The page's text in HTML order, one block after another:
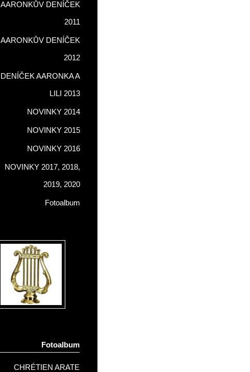
AARONKŮV DENÍČEK
2011
AARONKŮV DENÍČEK
2012
DENÍČEK AARONKA A
LILI 2013
NOVINKY 2014
NOVINKY 2015
NOVINKY 2016
NOVINKY 2017, 2018,
2019, 2020
Fotoalbum
Fotoalbum
CHRÉTIEN ARATE